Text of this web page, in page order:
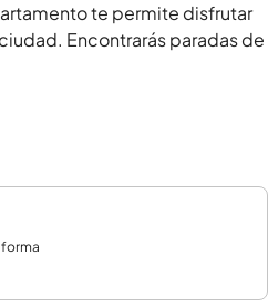
te permite disfrutar
Encontrarás paradas de